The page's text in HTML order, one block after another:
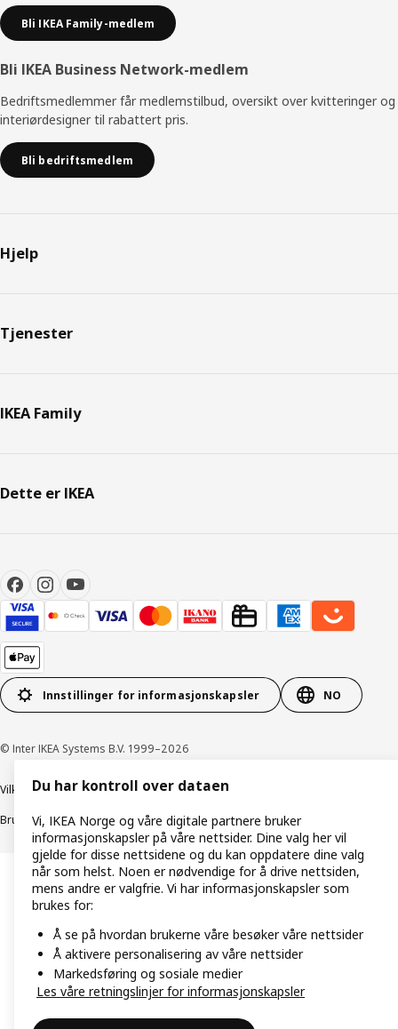
Bli IKEA Family-medlem
Bli IKEA Business Network-medlem
Bedriftsmedlemmer får medlemstilbud, oversikt over kvitteringer og
interiørdesigner til rabattert pris.
Bli bedriftsmedlem
Hjelp
Tjenester
IKEA Family
Dette er IKEA
Innstillinger for informasjonskapsler NO
© Inter IKEA Systems B.V. 1999–2026
Vilkår og betingelserRetningslinjer for personvern
Bruk av informasjonskapsler (Cookies)Retningslinjer for ansvarlig avsløring
Du har kontroll over dataen
Vi, IKEA Norge og våre digitale partnere bruker
informasjonskapsler på våre nettsider. Dine valg her vil
gjelde for disse nettsidene og du kan oppdatere dine valg
når som helst. Noen er nødvendige for å drive nettsiden,
mens andre er valgfrie. Vi har informasjonskapsler som
brukes for:
Å se på hvordan brukerne våre besøker våre nettsider
Å aktivere personalisering av våre nettsider
Markedsføring og sosiale medier
Les våre retningslinjer for informasjonskapsler